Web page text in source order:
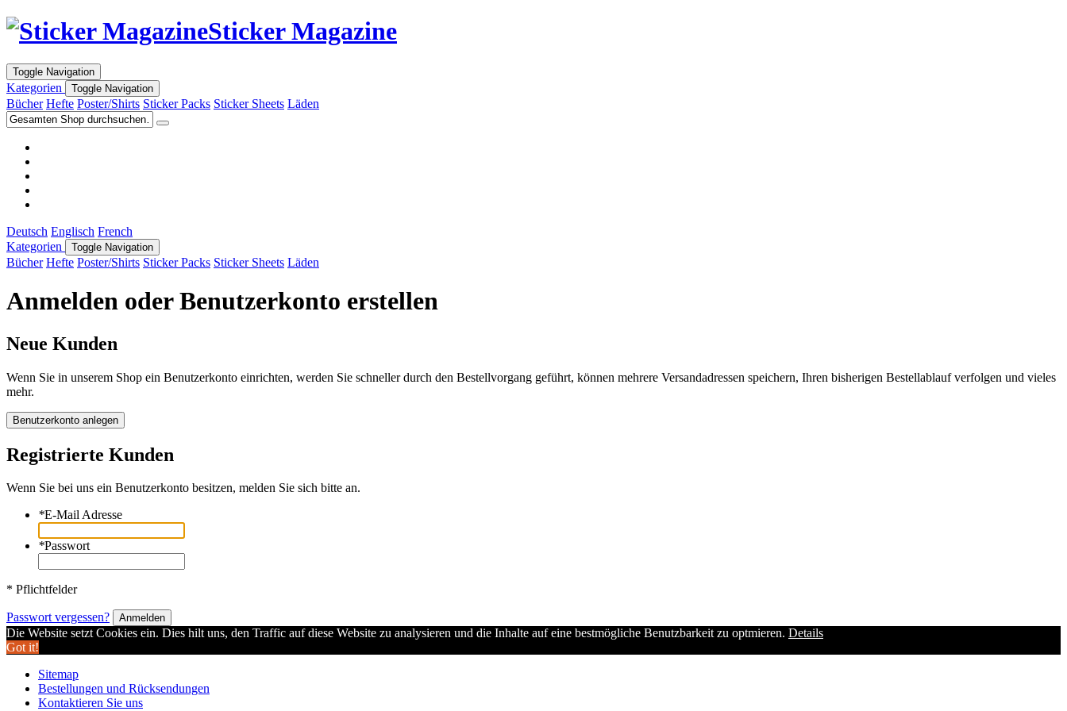
Sticker Magazine
Toggle Navigation
Kategorien Toggle Navigation
Bücher Hefte Poster/Shirts Sticker Packs Sticker Sheets Läden
Deutsch Englisch French
Kategorien
Toggle Navigation
Bücher Hefte Poster/Shirts Sticker Packs Sticker Sheets Läden
Anmelden oder Benutzerkonto erstellen
Neue Kunden
Wenn Sie in unserem Shop ein Benutzerkonto einrichten, werden Sie schneller durch den Bestellvorgang geführt, können mehrere Versandadressen speichern, Ihren bisherigen Bestellablauf verfolgen und vieles
mehr.
Benutzerkonto anlegen
Registrierte Kunden
Wenn Sie bei uns ein Benutzerkonto besitzen, melden Sie sich bitte an.
*E-Mail Adresse
*Passwort
* Pflichtfelder
Passwort vergessen? Anmelden
Die Website setzt Cookies ein. Dies hilt uns, den Traffic auf diese Website zu analysieren und die Inhalte auf eine bestmögliche Benutzbarkeit zu optmieren. Details
Got it!
Sitemap
Bestellungen und Rücksendungen
Kontaktieren Sie uns